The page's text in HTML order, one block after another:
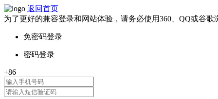
返回首页
为了更好的兼容登录和网站体验，请务必使用360、QQ或谷歌